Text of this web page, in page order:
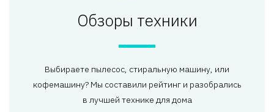
Обзоры техники
Выбираете пылесос, стиральную машину, или
кофемашину? Мы составили рейтинг и разобрались
в лучшей технике для дома